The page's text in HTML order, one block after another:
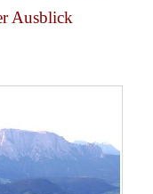
Ausblick